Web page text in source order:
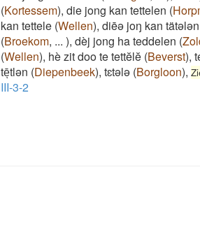
(Kortessem), die jong kan tettelen (
kan tettele (Wellen), diēə joŋ kan tätələn
(Broekom, ... ), dèj jong ha teddelen (
(Wellen), hè zit doo te tettĕlĕ (Beverst),
tēͅtlən (Diepenbeek), tɛtələ (Borgloon),
III-3-2